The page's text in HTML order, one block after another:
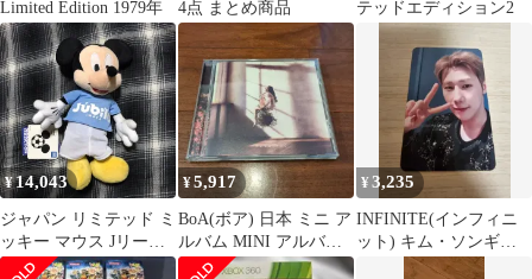
Limited Edition 1979年 4点 まとめ商品 テッドエディション2
¥14,043
ジャパン リミテッド ミ
ッキー マウス Jリーグ
エディション ぬいぐる
¥5,917
BoA(ボア) 日本 ミニ ア
ルバム MINI アルバム
BoA Unchained CD チェ
¥3,235
INFINITE(インフィニ
ット) キム・ソンギュ
(KIM SUNGKYU) リミ